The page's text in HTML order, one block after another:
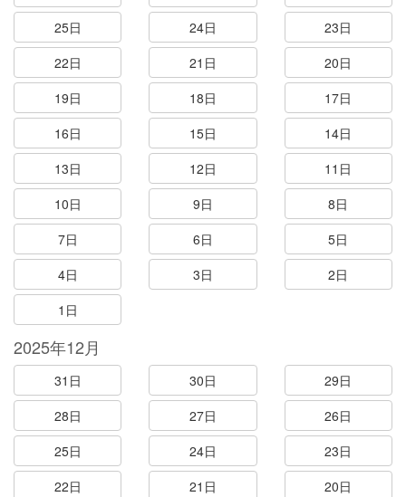
25日
24日
23日
22日
21日
20日
19日
18日
17日
16日
15日
14日
13日
12日
11日
10日
9日
8日
7日
6日
5日
4日
3日
2日
1日
2025年12月
31日 30日
29日
28日
27日
26日
25日
24日
23日
22日
21日
20日